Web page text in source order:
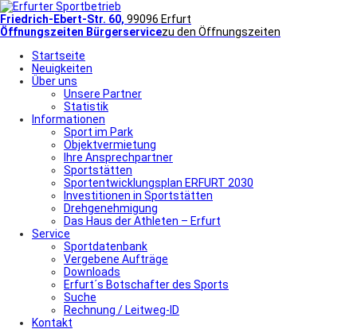
Friedrich-Ebert-Str. 60, 99096 Erfurt
Öffnungszeiten Bürgerservicezu den Öffnungszeiten
Startseite
Neuigkeiten
Über uns
Unsere Partner
Statistik
Informationen
Sport im Park
Objektvermietung
Ihre Ansprechpartner
Sportstätten
Sportentwicklungsplan ERFURT 2030
Investitionen in Sportstätten
Drehgenehmigung
Das Haus der Athleten – Erfurt
Service
Sportdatenbank
Vergebene Aufträge
Downloads
Erfurt´s Botschafter des Sports
Suche
Rechnung / Leitweg-ID
Kontakt